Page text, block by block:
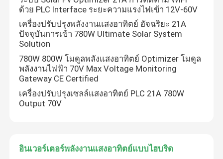
ขอทุน
ตัวแปลงความถี่ตัวแปร
เครื่องแปลงความถี่ VFD
ด้วย PLC Interface ระยะความแรงไฟเข้า 12V-60V
เครื่องปรับปรุงพลังงานแสงอาทิตย์ อัจฉริยะ 21A
ปัจจุบันการเข้า 780W Ultimate Solar System
Solution
780W 800W โมดูลพลังแสงอาทิตย์ Optimizer โมดูล
พลังงานไฟฟ้า 70V Max Voltage Monitoring
Gateway CE Certified
เครื่องปรับปรุงเซลล์แสงอาทิตย์ PLC 21A 780W
Output 70V
อินเวอร์เตอร์พลังงานแสงอาทิตย์แบบไฮบริด